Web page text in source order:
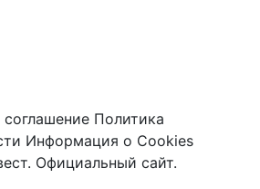
соглашение Политика
Информация о Cookies
Официальный сайт.